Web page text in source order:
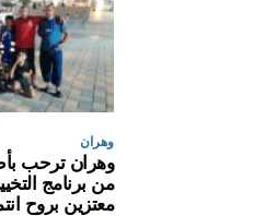
وهران
من برنامج
معتزين بروح